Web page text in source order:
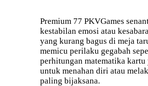
Premium 77 PKVGames
kestabilan emosi atau
yang kurang bagus di meja
memicu perilaku gegabah
perhitungan matematika
untuk menahan diri atau
paling bijaksana.